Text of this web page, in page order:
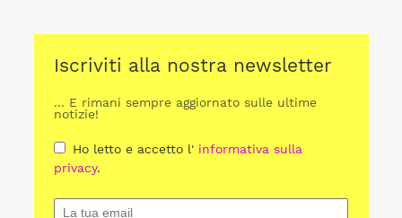
Iscriviti alla nostra newsletter
... E rimani sempre aggiornato sulle ultime
notizie!
Ho letto e accetto l' informativa sulla
privacy.